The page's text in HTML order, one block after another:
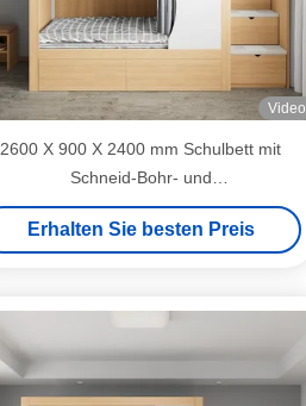
Video
2600 X 900 X 2400 mm Schulbett mit
Schneid-Bohr- und
Verzinkungsunterstützung
Erhalten Sie besten Preis